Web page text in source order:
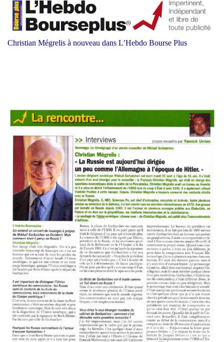
Christian Mégrelis à nouveau dans L’Hebdo Bourse Plus